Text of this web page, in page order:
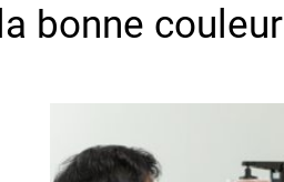
bonne couleur